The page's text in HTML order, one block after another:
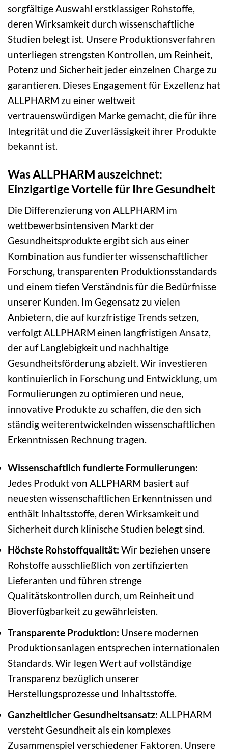
sorgfältige Auswahl erstklassiger Rohstoffe,
deren Wirksamkeit durch wissenschaftliche
Studien belegt ist. Unsere Produktionsverfahren
unterliegen strengsten Kontrollen, um Reinheit,
Potenz und Sicherheit jeder einzelnen Charge zu
garantieren. Dieses Engagement für Exzellenz hat
ALLPHARM zu einer weltweit
vertrauenswürdigen Marke gemacht, die für ihre
Integrität und die Zuverlässigkeit ihrer Produkte
bekannt ist.
Was ALLPHARM auszeichnet:
Einzigartige Vorteile für Ihre Gesundheit
Die Differenzierung von ALLPHARM im
wettbewerbsintensiven Markt der
Gesundheitsprodukte ergibt sich aus einer
Kombination aus fundierter wissenschaftlicher
Forschung, transparenten Produktionsstandards
und einem tiefen Verständnis für die Bedürfnisse
unserer Kunden. Im Gegensatz zu vielen
Anbietern, die auf kurzfristige Trends setzen,
verfolgt ALLPHARM einen langfristigen Ansatz,
der auf Langlebigkeit und nachhaltige
Gesundheitsförderung abzielt. Wir investieren
kontinuierlich in Forschung und Entwicklung, um
Formulierungen zu optimieren und neue,
innovative Produkte zu schaffen, die den sich
ständig weiterentwickelnden wissenschaftlichen
Erkenntnissen Rechnung tragen.
Wissenschaftlich fundierte Formulierungen:
Jedes Produkt von ALLPHARM basiert auf
neuesten wissenschaftlichen Erkenntnissen und
enthält Inhaltsstoffe, deren Wirksamkeit und
Sicherheit durch klinische Studien belegt sind.
Höchste Rohstoffqualität: Wir beziehen unsere
Rohstoffe ausschließlich von zertifizierten
Lieferanten und führen strenge
Qualitätskontrollen durch, um Reinheit und
Bioverfügbarkeit zu gewährleisten.
Transparente Produktion: Unsere modernen
Produktionsanlagen entsprechen internationalen
Standards. Wir legen Wert auf vollständige
Transparenz bezüglich unserer
Herstellungsprozesse und Inhaltsstoffe.
Ganzheitlicher Gesundheitsansatz: ALLPHARM
versteht Gesundheit als ein komplexes
Zusammenspiel verschiedener Faktoren. Unsere